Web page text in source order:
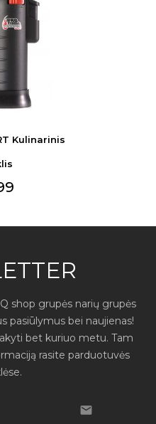
Kulinarinis
shop grupės narių grupės
pasiūlymus bei naujienas!
bet kuriuo metu. Tam
rasite parduotuvės
